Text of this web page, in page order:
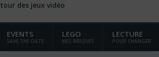
des jeux vidéo
EVENTS
SAVE THE DATE
LEGO
MES BRIQUES
LECTURE
POUR CHANGER